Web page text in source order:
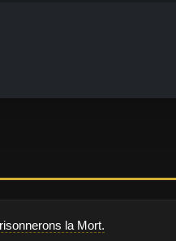
la Mort.